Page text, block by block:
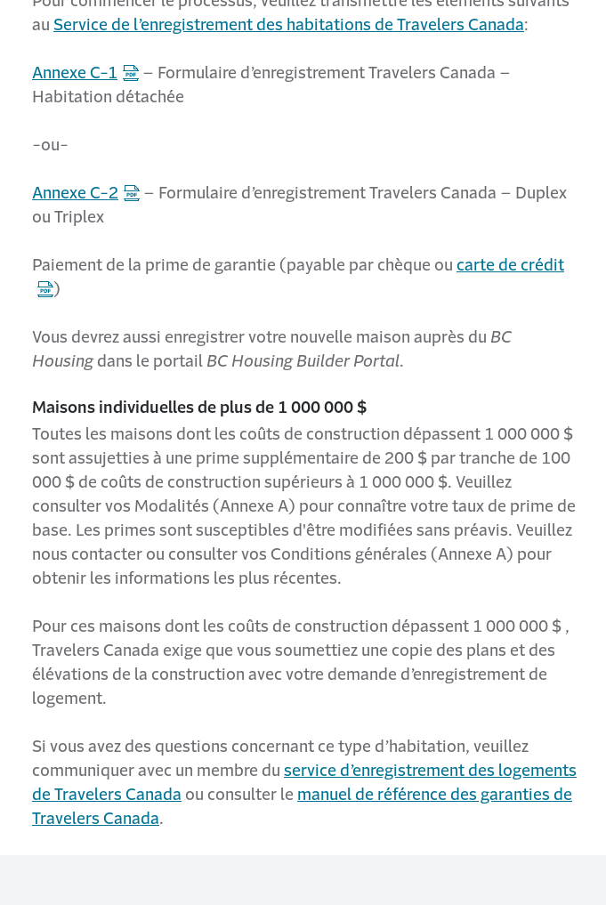
au Service de l’enregistrement des habitations de Travelers Canada:
Annexe C-1 – Formulaire d’enregistrement Travelers Canada –
Habitation détachée
-ou-
Annexe C-2
– Formulaire d’enregistrement Travelers Canada – Duplex
ou Triplex
Paiement de la prime de garantie (payable par chèque ou carte de crédit
)
Vous devrez aussi enregistrer votre nouvelle maison auprès du BC
Housingdans le portail BC Housing Builder Portal.
Maisons individuelles de plus de 1 000 000 $
Toutes les maisons dont les coûts de construction dépassent 1 000 000 $
sont assujetties à une prime supplémentaire de 200 $ par tranche de 100
000 $ de coûts de construction supérieurs à 1 000 000 $. Veuillez
consulter vos Modalités (Annexe A) pour connaître votre taux de prime de
base. Les primes sont susceptibles d'être modifiées sans préavis. Veuillez
nous contacter ou consulter vos Conditions générales (Annexe A) pour
obtenir les informations les plus récentes.
Pour ces maisons dont les coûts de construction dépassent 1 000 000 $ ,
Travelers Canada exige que vous soumettiez une copie des plans et des
élévations de la construction avec votre demande d’enregistrement de
logement.
Si vous avez des questions concernant ce type d’habitation, veuillez
communiquer avec un membre du service d’enregistrement des logements
de Travelers Canada ou consulter le manuel de référence des garanties de
Travelers Canada.